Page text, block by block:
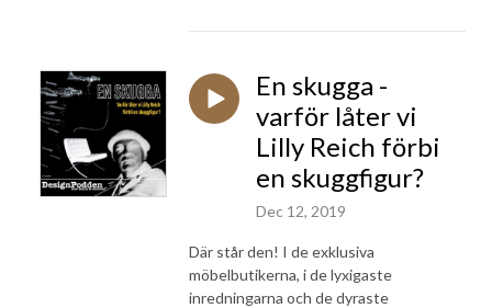
En skugga -
varför låter vi
Lilly Reich förbi
en skuggfigur?
Dec 12, 2019
Där står den! I de exklusiva
möbelbutikerna, i de lyxigaste
inredningarna och de dyraste